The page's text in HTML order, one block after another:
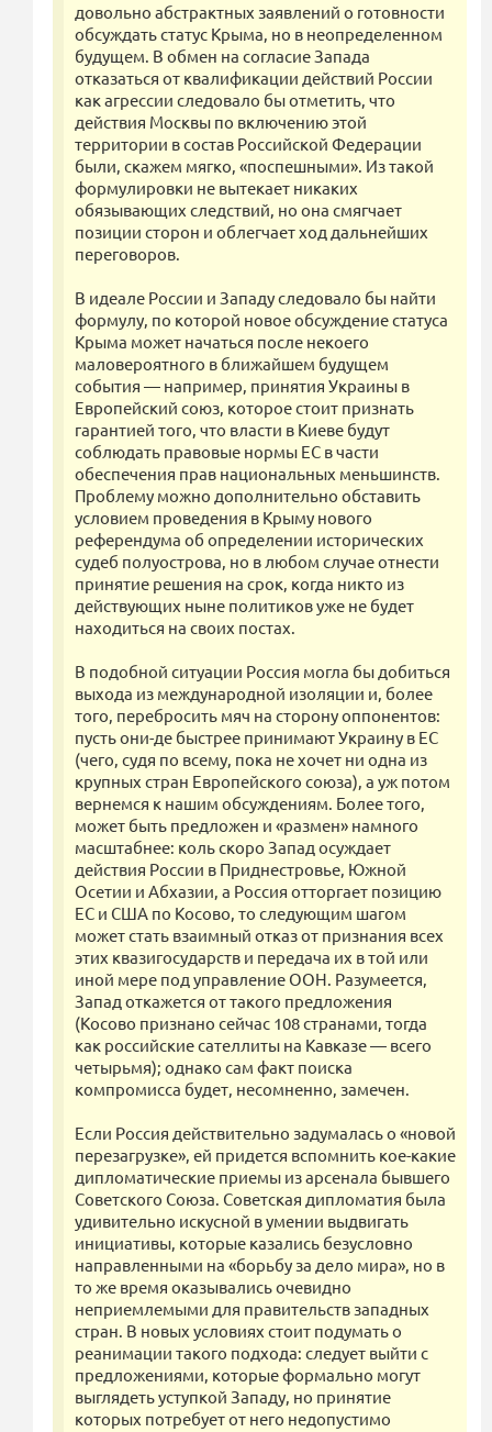
довольно абстрактных заявлений о готовности
обсуждать статус Крыма, но в неопределенном
будущем. В обмен на согласие Запада
отказаться от квалификации действий России
как агрессии следовало бы отметить, что
действия Москвы по включению этой
территории в состав Российской Федерации
были, скажем мягко, «поспешными». Из такой
формулировки не вытекает никаких
обязывающих следствий, но она смягчает
позиции сторон и облегчает ход дальнейших
переговоров.
В идеале России и Западу следовало бы найти
формулу, по которой новое обсуждение статуса
Крыма может начаться после некоего
маловероятного в ближайшем будущем
события — например, принятия Украины в
Европейский союз, которое стоит признать
гарантией того, что власти в Киеве будут
соблюдать правовые нормы ЕС в части
обеспечения прав национальных меньшинств.
Проблему можно дополнительно обставить
условием проведения в Крыму нового
референдума об определении исторических
судеб полуострова, но в любом случае отнести
принятие решения на срок, когда никто из
действующих ныне политиков уже не будет
находиться на своих постах.
В подобной ситуации Россия могла бы добиться
выхода из международной изоляции и, более
того, перебросить мяч на сторону оппонентов:
пусть они-де быстрее принимают Украину в ЕС
(чего, судя по всему, пока не хочет ни одна из
крупных стран Европейского союза), а уж потом
вернемся к нашим обсуждениям. Более того,
может быть предложен и «размен» намного
масштабнее: коль скоро Запад осуждает
действия России в Приднестровье, Южной
Осетии и Абхазии, а Россия отторгает позицию
ЕС и США по Косово, то следующим шагом
может стать взаимный отказ от признания всех
этих квазигосударств и передача их в той или
иной мере под управление ООН. Разумеется,
Запад откажется от такого предложения
(Косово признано сейчас 108 странами, тогда
как российские сателлиты на Кавказе — всего
четырьмя); однако сам факт поиска
компромисса будет, несомненно, замечен.
Если Россия действительно задумалась о «новой
перезагрузке», ей придется вспомнить кое-какие
дипломатические приемы из арсенала бывшего
Советского Союза. Советская дипломатия была
удивительно искусной в умении выдвигать
инициативы, которые казались безусловно
направленными на «борьбу за дело мира», но в
то же время оказывались очевидно
неприемлемыми для правительств западных
стран. В новых условиях стоит подумать о
реанимации такого подхода: следует выйти с
предложениями, которые формально могут
выглядеть уступкой Западу, но принятие
которых потребует от него недопустимо